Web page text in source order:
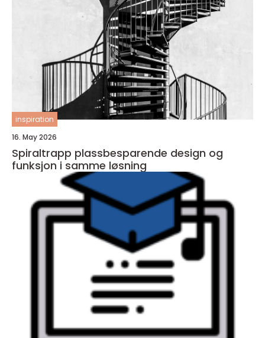
inspiration
16. May 2026
Spiraltrapp plassbesparende design og
funksjon i samme løsning